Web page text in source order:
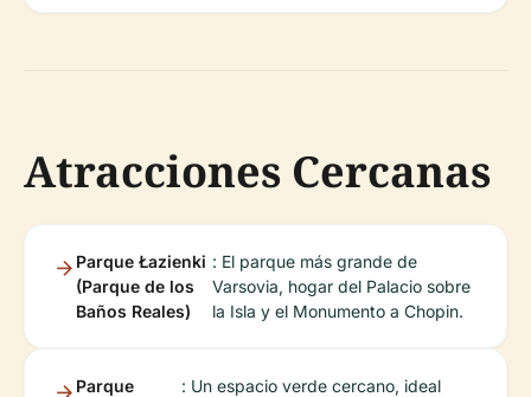
Atracciones Cercanas
Parque Łazienki
(Parque de los
Baños Reales)
: El parque más grande de
Varsovia, hogar del Palacio sobre
la Isla y el Monumento a Chopin.
Parque
: Un espacio verde cercano, ideal